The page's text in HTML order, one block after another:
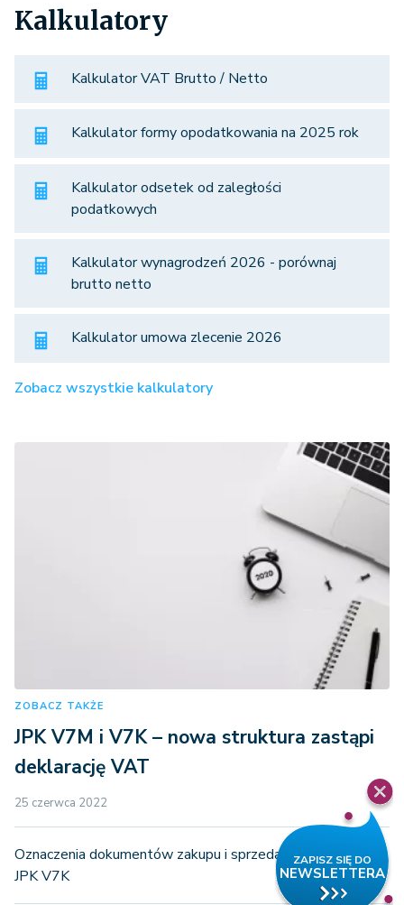
Kalkulatory
Kalkulator VAT Brutto / Netto
Kalkulator formy opodatkowania na 2025 rok
Kalkulator odsetek od zaległości
podatkowych
Kalkulator wynagrodzeń 2026 - porównaj
brutto netto
Kalkulator umowa zlecenie 2026
Zobacz wszystkie kalkulatory
ZOBACZ TAKŻE
JPK V7M i V7K – nowa struktura zastąpi
deklarację VAT
25 czerwca 2022
Oznaczenia dokumentów zakupu i sprzedaży w JPK V7M i
JPK V7K